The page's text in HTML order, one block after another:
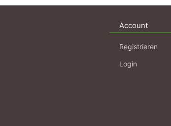
Account
Registrieren
Login